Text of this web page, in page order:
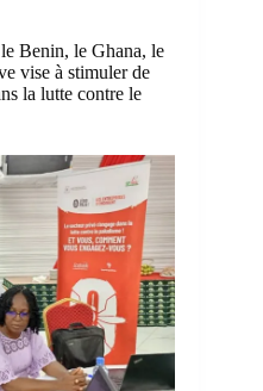
Benin, le Ghana, le
vise à stimuler de
la lutte contre le